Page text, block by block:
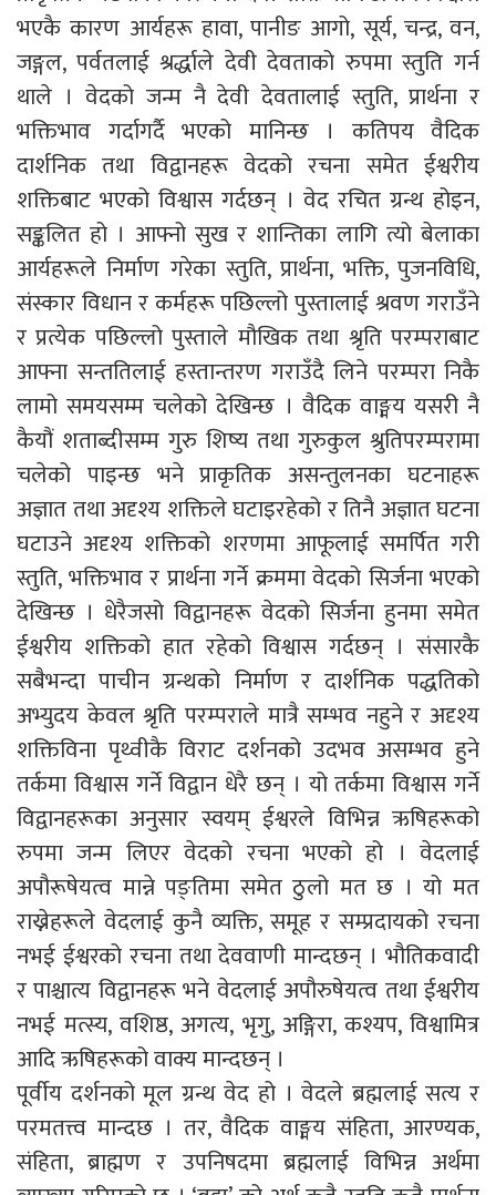
भएकै कारण आर्यहरू हावा, पानीङ आगो, सूर्य, चन्द्र, वन,
जङ्गल, पर्वतलाई श्रर्द्धाले देवी देवताको रुपमा स्तुति गर्न
थाले । वेदको जन्म नै देवी देवतालाई स्तुति, प्रार्थना र
भक्तिभाव गर्दागर्दै भएको मानिन्छ । कतिपय वैदिक
दार्शनिक तथा विद्वानहरू वेदको रचना समेत ईश्वरीय
शक्तिबाट भएको विश्वास गर्दछन् । वेद रचित ग्रन्थ होइन,
सङ्कलित हो । आफ्नो सुख र शान्तिका लागि त्यो बेलाका
आर्यहरूले निर्माण गरेका स्तुति, प्रार्थना, भक्ति, पुजनविधि,
संस्कार विधान र कर्महरू पछिल्लो पुस्तालाई श्रवण गराउँने
र प्रत्येक पछिल्लो पुस्ताले मौखिक तथा श्रृति परम्पराबाट
आफ्ना सन्ततिलाई हस्तान्तरण गराउँदै लिने परम्परा निकै
लामो समयसम्म चलेको देखिन्छ । वैदिक वाङ्मय यसरी नै
कैयौं शताब्दीसम्म गुरु शिष्य तथा गुरुकुल श्रुतिपरम्परामा
चलेको पाइन्छ भने प्राकृतिक असन्तुलनका घटनाहरू
अज्ञात तथा अदृश्य शक्तिले घटाइरहेको र तिनै अज्ञात घटना
घटाउने अदृश्य शक्तिको शरणमा आफूलाई समर्पित गरी
स्तुति, भक्तिभाव र प्रार्थना गर्ने क्रममा वेदको सिर्जना भएको
देखिन्छ । धेरैजसो विद्वानहरू वेदको सिर्जना हुनमा समेत
ईश्वरीय शक्तिको हात रहेको विश्वास गर्दछन् । संसारकै
सबैभन्दा पाचीन ग्रन्थको निर्माण र दार्शनिक पद्धतिको
अभ्युदय केवल श्रृति परम्पराले मात्रै सम्भव नहुने र अदृश्य
शक्तिविना पृथ्वीकै विराट दर्शनको उदभव असम्भव हुने
तर्कमा विश्वास गर्ने विद्वान धेरै छन् । यो तर्कमा विश्वास गर्ने
विद्वानहरूका अनुसार स्वयम् ईश्वरले विभिन्न ऋषिहरूको
रुपमा जन्म लिएर वेदको रचना भएको हो । वेदलाई
अपौरूषेयत्व मान्ने पङ्तिमा समेत ठुलो मत छ । यो मत
राख्नेहरूले वेदलाई कुनै व्यक्ति, समूह र सम्प्रदायको रचना
नभई ईश्वरको रचना तथा देववाणी मान्दछन् । भौतिकवादी
र पाश्चात्य विद्वानहरू भने वेदलाई अपौरुषेयत्व तथा ईश्वरीय
नभई मत्स्य, वशिष्ठ, अगत्य, भृगु, अङ्गिरा, कश्यप, विश्वामित्र
आदि ऋषिहरूको वाक्य मान्दछन् ।
पूर्वीय दर्शनको मूल ग्रन्थ वेद हो । वेदले ब्रह्मलाई सत्य र
परमतत्त्व मान्दछ । तर, वैदिक वाङ्मय संहिता, आरण्यक,
संहिता, ब्राह्मण र उपनिषदमा ब्रह्मलाई विभिन्न अर्थमा